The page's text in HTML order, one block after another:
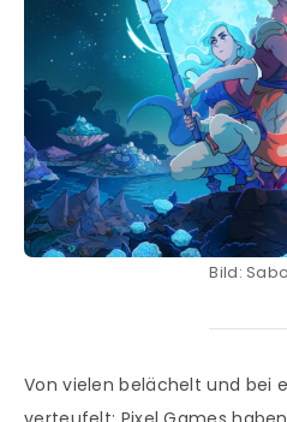
Bild:
Von vielen belächelt und bei